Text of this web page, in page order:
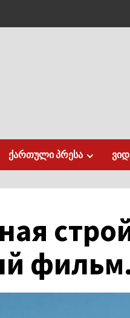
ქართული პრესა